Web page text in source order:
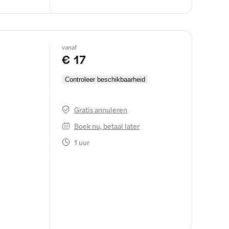
vanaf
€ 17
Controleer beschikbaarheid
Gratis annuleren
Boek nu, betaal later
1 uur